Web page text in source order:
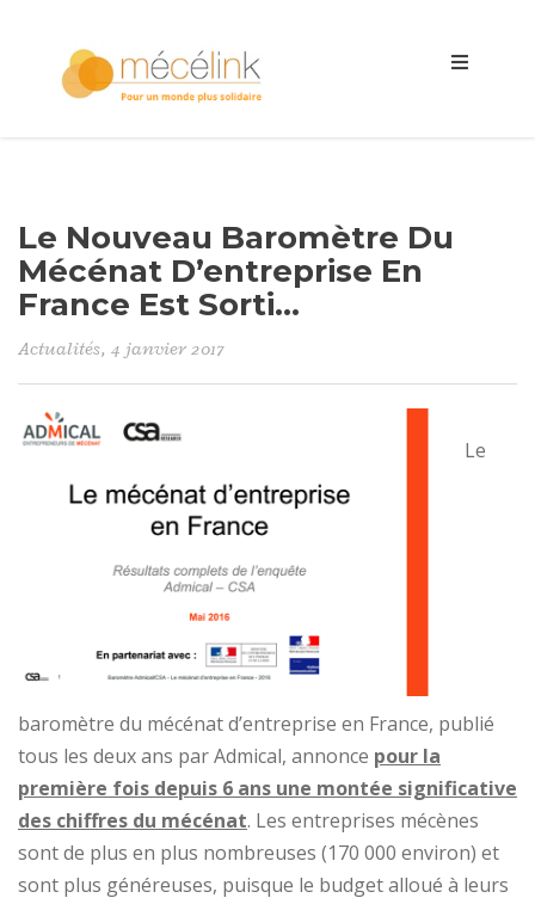
Le Nouveau Baromètre Du
Mécénat D’entreprise En
France Est Sorti…
Actualités, 4 janvier 2017
Le
baromètre du mécénat d’entreprise en France, publié
tous les deux ans par Admical, annonce pour la
première fois depuis 6 ans une montée significative
des chiffres du mécénat. Les entreprises mécènes
sont de plus en plus nombreuses (170 000 environ) et
sont plus généreuses, puisque le budget alloué à leurs